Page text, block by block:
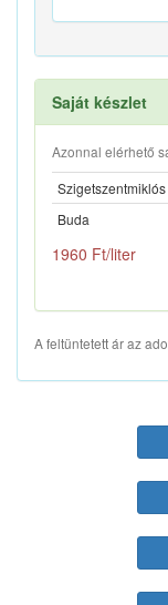
Saját készlet
Azonnal elérhető
Szigetszentmiklós
Buda
1960 Ft/liter
A feltüntetett ár az